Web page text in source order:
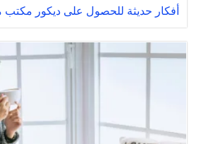
أفكار حديثة للحصول على ديكور مكتب